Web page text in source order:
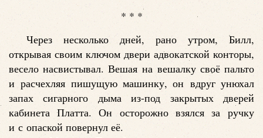
* * *
Через несколько дней, рано утром, Билл,
открывая своим ключом двери адвокатской конторы,
весело насвистывал. Вешая на вешалку своё пальто
и расчехляя пишущую машинку, он вдруг унюхал
запах сигарного дыма из-под закрытых дверей
кабинета Платта. Он осторожно взялся за ручку
и с опаской повернул её.